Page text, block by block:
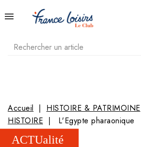
Accueil HISTOIRE & PATRIMOINE
HISTOIRE
L'Egypte pharaonique